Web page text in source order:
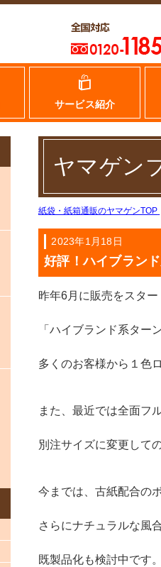
サービス紹介
ヤマゲン
紙袋・紙箱通販のヤマゲンTOP
2023年1月18日
好評！ハイブラン
昨年6月に販売をスター
「ハイブランド系ター
多くのお客様から１色
また、最近では全面フ
別注サイズに変更して
今までは、古紙配合の
さらにナチュラルな風
既製品化も検討中です。